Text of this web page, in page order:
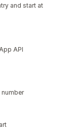
and start at
API